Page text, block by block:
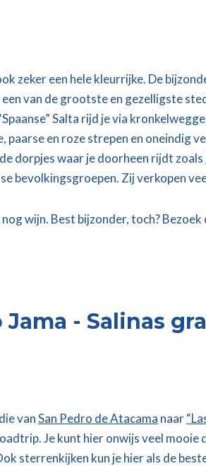
een hele kleurrijke. De
een van de grootste en gezelligste
Salta rijd je via
en roze strepen en oneindig
dorpjes waar je doorheen rijdt zoals
bevolkingsgroepen. Zij verkopen
wijn. Best bijzonder, toch?
- Salinas
vanSan Pedro de Atacama naar
Je kunt hier onwijs veel mooie
sterrenkijken kun je hier als de